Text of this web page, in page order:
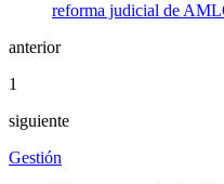
anterior
1
siguiente
Gestión